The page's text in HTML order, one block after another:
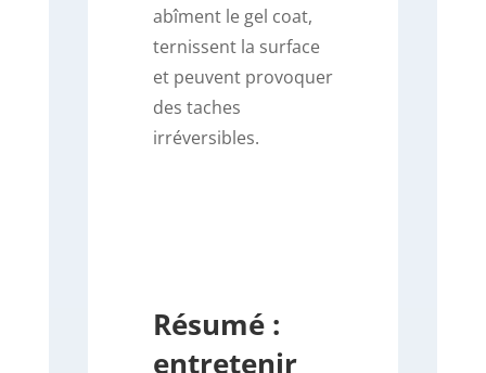
abîment le gel coat,
ternissent la surface
et peuvent provoquer
des taches
irréversibles.
Résumé :
entretenir